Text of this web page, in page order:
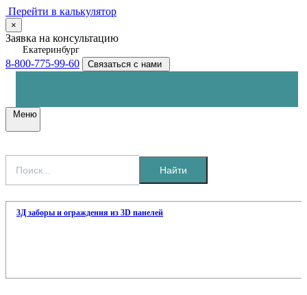
Перейти в калькулятор
×
Заявка на консультацию
Екатеринбург
8-800-775-99-60 Связаться с нами
Меню
Найти
3Д заборы и ограждения из 3D панелей